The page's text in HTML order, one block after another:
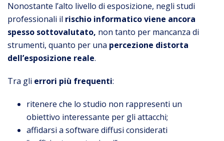
Nonostante l’alto livello di esposizione, negli studi
professionali il rischio informatico viene ancora
spesso sottovalutato, non tanto per mancanza di
strumenti, quanto per una percezione distorta
dell’esposizione reale.
Tra gli errori più frequenti:
ritenere che lo studio non rappresenti un
obiettivo interessante per gli attacchi;
affidarsi a software diffusi considerati